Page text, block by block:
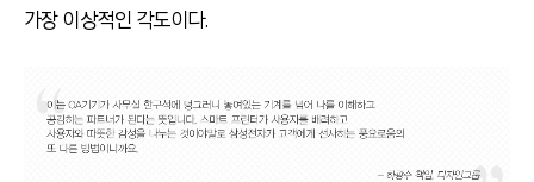
가장 이상적인 각도이다.